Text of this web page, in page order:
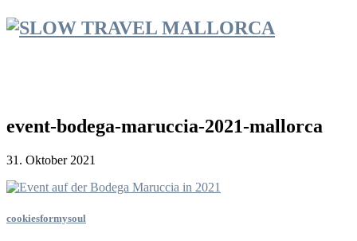
event-bodega-maruccia-2021-mallorca
31. Oktober 2021
cookiesformysoul